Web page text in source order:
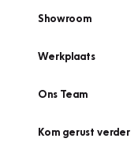
Showroom
Werkplaats
Ons Team
Kom gerust verder